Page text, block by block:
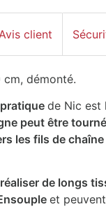
client
cm, démonté.
de Nic est
peut être
les fils de chaîne
réaliser de longs
et